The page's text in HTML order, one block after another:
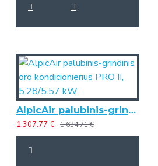
AlpicAir palubinis-grindinis oro kondicionierius PRO II, 5.28/5.57 kW
1,307.77 € 1,634.71 €